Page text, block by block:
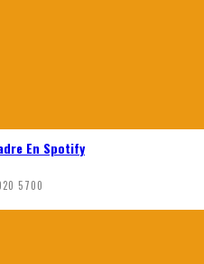
En Spotify
5700